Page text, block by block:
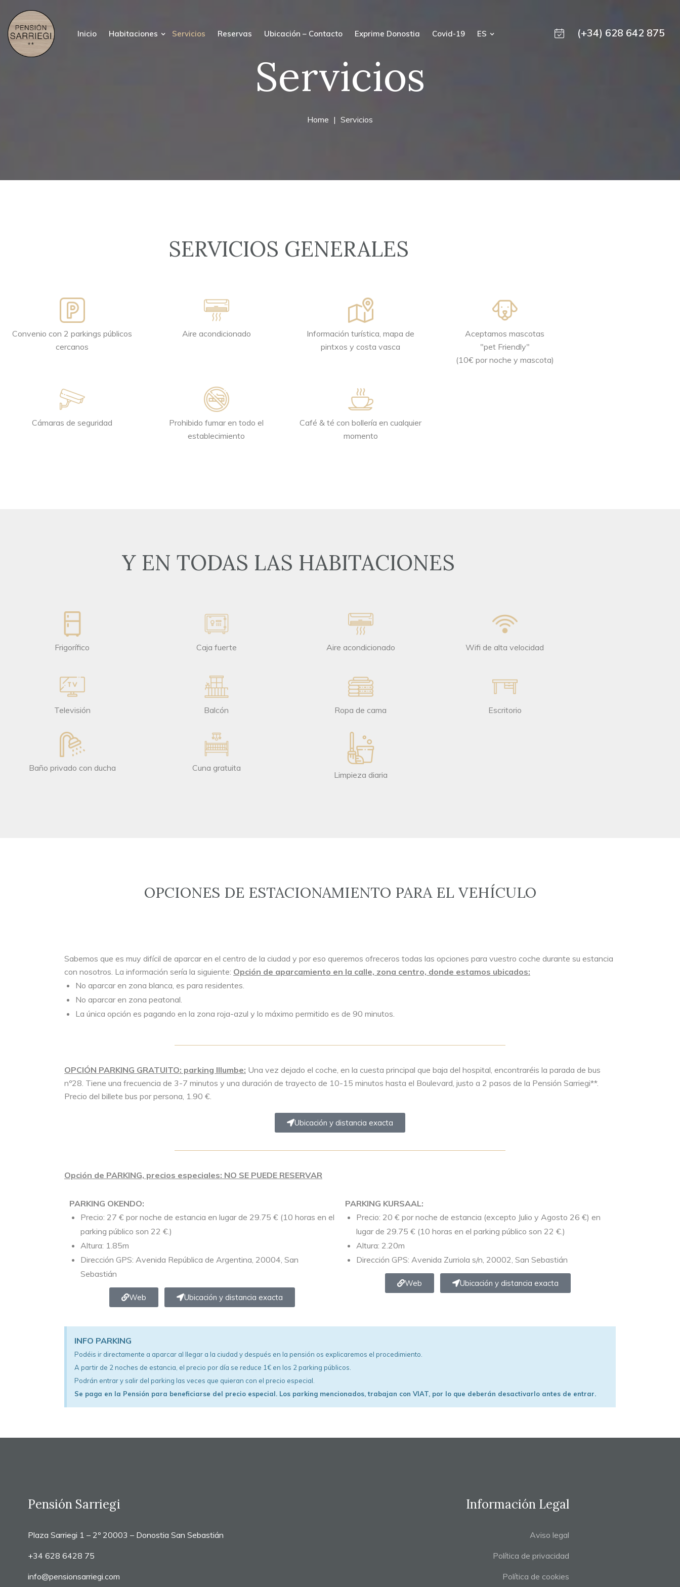
Inicio Habitaciones Servicios Reservas Ubicación – Contacto Exprime Donostia Covid-19 ES (+34) 628 642 875
Servicios
Home Servicios
SERVICIOS GENERALES
Convenio con 2 parkings públicos
cercanos
Aire acondicionado
Información turística, mapa de
pintxos y costa vasca
Aceptamos mascotas
"pet Friendly"
(10€ por noche y mascota)
Cámaras de seguridad
Prohibido fumar en todo el
establecimiento
Café & té con bollería en cualquier
momento
Y EN TODAS LAS HABITACIONES
Frigorífico Caja fuerte Aire acondicionado Wifi de alta velocidad
Televisión Balcón Ropa de cama Escritorio
Baño privado con ducha Cuna gratuita
Limpieza diaria
OPCIONES DE ESTACIONAMIENTO PARA EL VEHÍCULO
Sabemos que es muy difícil de aparcar en el centro de la ciudad y por eso queremos ofreceros todas las opciones para vuestro coche durante su estancia
con nosotros. La información sería la siguiente: Opción de aparcamiento en la calle, zona centro, donde estamos ubicados:
No aparcar en zona blanca, es para residentes.
No aparcar en zona peatonal.
La única opción es pagando en la zona roja-azul y lo máximo permitido es de 90 minutos.
OPCIÓN PARKING GRATUITO: parking Illumbe: Una vez dejado el coche, en la cuesta principal que baja del hospital, encontraréis la parada de bus
nº28. Tiene una frecuencia de 3-7 minutos y una duración de trayecto de 10-15 minutos hasta el Boulevard, justo a 2 pasos de la Pensión Sarriegi**.
Precio del billete bus por persona, 1.90 €.
Ubicación y distancia exacta
Opción de PARKING, precios especiales: NO SE PUEDE RESERVAR
PARKING OKENDO:
Precio: 27 € por noche de estancia en lugar de 29.75 € (10 horas en el
parking público son 22 €.)
Altura: 1.85m
Dirección GPS: Avenida República de Argentina, 20004, San
Sebastián
Web Ubicación y distancia exacta
PARKING KURSAAL:
Precio: 20 € por noche de estancia (excepto Julio y Agosto 26 €) en
lugar de 29.75 € (10 horas en el parking público son 22 €.)
Altura: 2.20m
Dirección GPS: Avenida Zurriola s/n, 20002, San Sebastián
Web Ubicación y distancia exacta
INFO PARKING
Podéis ir directamente a aparcar al llegar a la ciudad y después en la pensión os explicaremos el procedimiento.
A partir de 2 noches de estancia, el precio por día se reduce 1€ en los 2 parking públicos.
Podrán entrar y salir del parking las veces que quieran con el precio especial.
Se paga en la Pensión para beneficiarse del precio especial. Los parking mencionados, trabajan con VIAT, por lo que deberán desactivarlo antes de entrar.
Pensión Sarriegi
Plaza Sarriegi 1 – 2º 20003 – Donostia San Sebastián
+34 628 6428 75
info@pensionsarriegi.com
Información Legal
Aviso legal
Política de privacidad
Política de cookies